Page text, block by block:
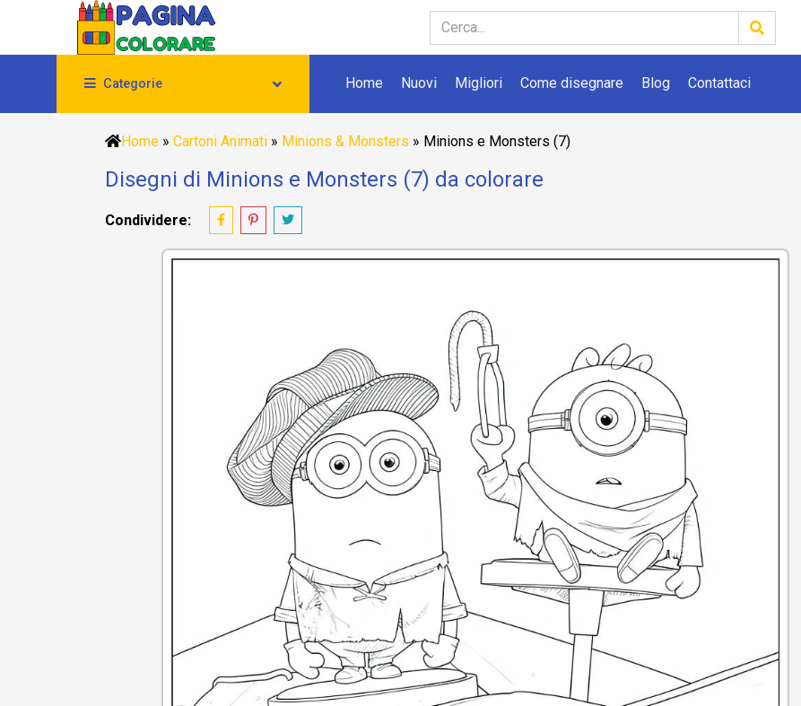
Categorie Home Nuovi Migliori Come disegnare Blog Contattaci
Home » Cartoni Animati » Minions & Monsters » Minions e Monsters (7)
Disegni di Minions e Monsters (7) da colorare
Condividere: